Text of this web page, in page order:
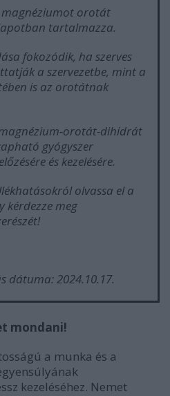
orotát
tartalmazza.
fokozódik, ha szerves
a szervezetbe, mint a
is az orotátnak
orotát-dihidrát
gyógyszer
és kezelésére.
olvassa el a
kérdezze meg
dátuma: 2024.10.17.
mondani!
a munka és a
kezeléséhez. Nemet